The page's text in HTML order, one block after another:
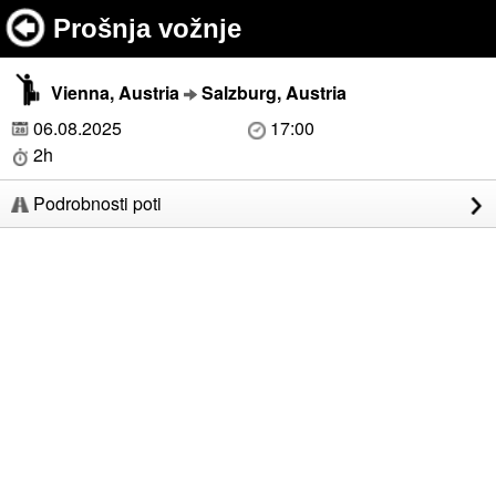
Prošnja vožnje
Vienna, Austria
Salzburg, Austria
06.08.2025
17:00
2h
Podrobnosti poti